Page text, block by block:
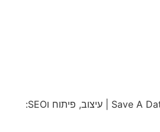
© כל הזכויות שמורות לSave A Date | עיצוב, פיתוח וSEO: